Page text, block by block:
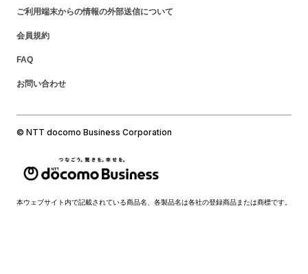
ご利用端末からの情報の外部送信について
会員規約
FAQ
お問い合わせ
© NTT docomo Business Corporation
本ウェブサイト内で記載されている商品名、各製品名は各社の登録商品または商標です。